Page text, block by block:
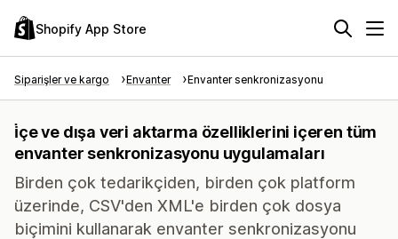
Shopify App Store
Siparişler ve kargo Envanter Envanter senkronizasyonu
i̇çe ve dışa veri aktarma özelliklerini içeren tüm
envanter senkronizasyonu uygulamaları
Birden çok tedarikçiden, birden çok platform
üzerinde, CSV'den XML'e birden çok dosya
biçimini kullanarak envanter senkronizasyonu